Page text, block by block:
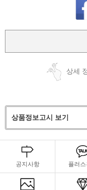
상세
상품정보고시 보기
공지사항 플러